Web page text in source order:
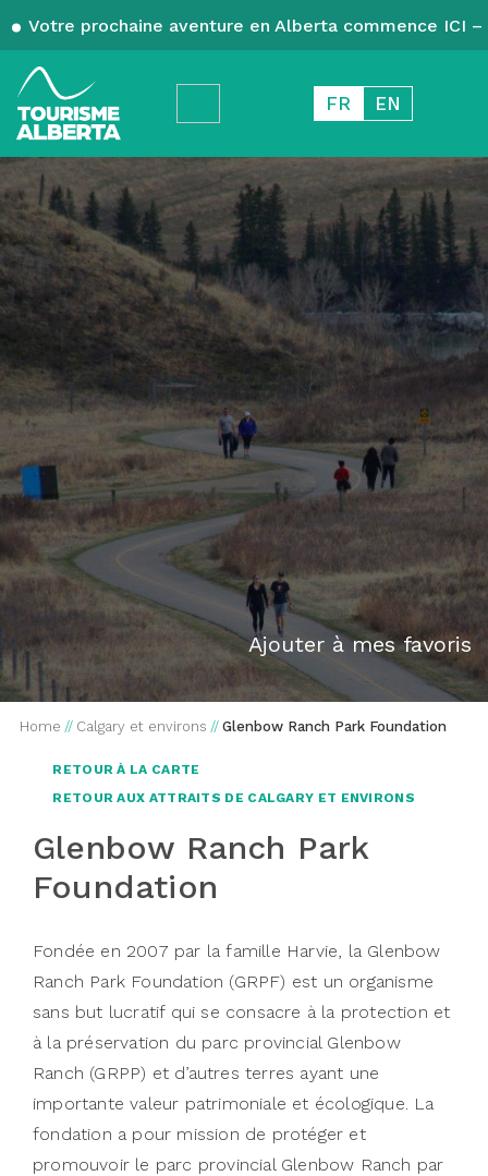
Votre prochaine aventure en Alberta commence ICI
FR EN
Ajouter à mes favoris
Home // Calgary et environs // Glenbow Ranch Park Foundation
RETOUR À LA CARTE
RETOUR AUX ATTRAITS DE CALGARY ET ENVIRONS
Glenbow Ranch Park
Foundation
Fondée en 2007 par la famille Harvie, la Glenbow
Ranch Park Foundation (GRPF) est un organisme
sans but lucratif qui se consacre à la protection et
à la préservation du parc provincial Glenbow
Ranch (GRPP) et d’autres terres ayant une
importante valeur patrimoniale et écologique. La
fondation a pour mission de protéger et
promouvoir le parc provincial Glenbow Ranch par